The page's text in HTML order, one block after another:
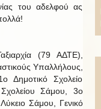
του αδελφού ας
(79 ΑΔΤΕ),
Υπαλλήλους,
Δημοτικό Σχολείο
Σάμου, 3ο
Σάμου, Γενικό